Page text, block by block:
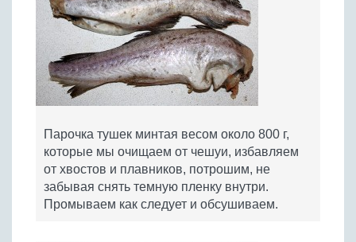
Парочка тушек минтая весом около 800 г,
которые мы очищаем от чешуи, избавляем
от хвостов и плавников, потрошим, не
забывая снять темную пленку внутри.
Промываем как следует и обсушиваем.